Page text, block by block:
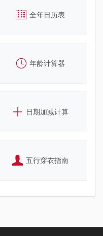
全年日历表
年龄计算器
日期加减计算
五行穿衣指南